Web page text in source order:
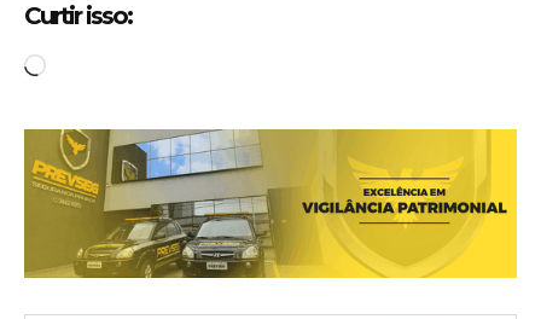
Curtir isso:
C
r
r
e
n
d